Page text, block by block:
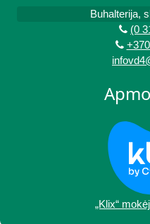
Buhalterija,
(0
„Klix“